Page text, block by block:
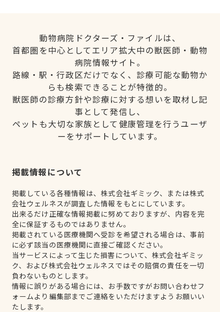
動物病院ドクターズ・ファイルは、
首都圏を中心としてエリア拡大中の獣医師・動物
病院情報サイト。
路線・駅・行政区だけでなく、診療可能な動物か
らも検索できることが特徴的。
獣医師の診療方針や診療に対する想いを取材し記
事として発信し、
ペットも大切な家族として健康管理を行うユーザ
ーをサポートしています。
掲載情報について
掲載している各種情報は、株式会社ギミック、または株式
会社ウェルネスが調査した情報をもとにしています。
出来るだけ正確な情報掲載に努めておりますが、内容を完
全に保証するものではありません。
掲載されている医療機関へ受診を希望される場合は、事前
に必ず該当の医療機関に直接ご確認ください。
当サービスによって生じた損害について、株式会社ギミッ
ク、および株式会社ウェルネスではその賠償の責任を一切
負わないものとします。
情報に誤りがある場合には、お手数ですがお問い合わせフ
ォームより編集部までご連絡をいただけますようお願いい
たします。